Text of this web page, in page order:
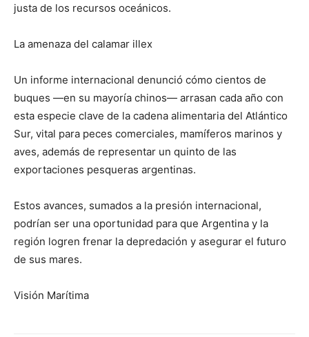
justa de los recursos oceánicos.
La amenaza del calamar illex
Un informe internacional denunció cómo cientos de
buques —en su mayoría chinos— arrasan cada año con
esta especie clave de la cadena alimentaria del Atlántico
Sur, vital para peces comerciales, mamíferos marinos y
aves, además de representar un quinto de las
exportaciones pesqueras argentinas.
Estos avances, sumados a la presión internacional,
podrían ser una oportunidad para que Argentina y la
región logren frenar la depredación y asegurar el futuro
de sus mares.
Visión Marítima